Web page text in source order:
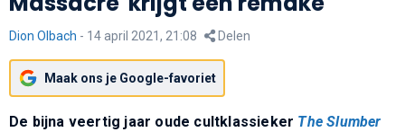
Dion Olbach - 14 april 2021, 21:08 Delen
Maak ons je Google-favoriet
De bijna veertig jaar oude cultklassieker The Slumber